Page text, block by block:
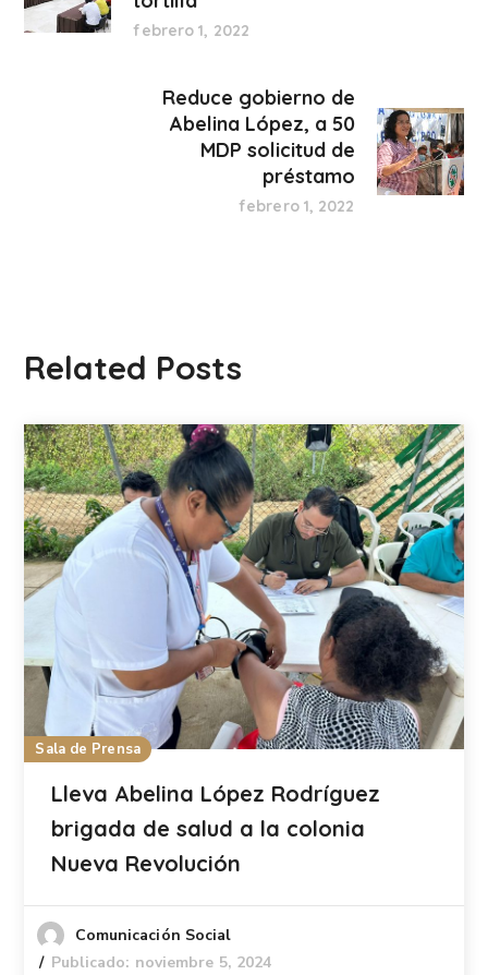
febrero 1, 2022
Reduce gobierno de
Abelina López, a 50
MDP solicitud de
préstamo
febrero 1, 2022
Related Posts
Sala de Prensa
Lleva Abelina López Rodríguez
brigada de salud a la colonia
Nueva Revolución
Comunicación Social
Publicado: noviembre 5, 2024